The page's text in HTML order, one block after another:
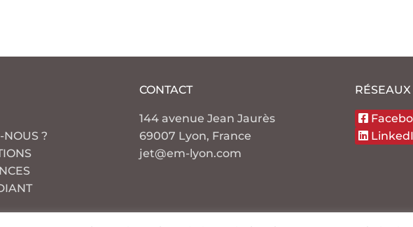
NOUS ?
CONTACT
144 avenue Jean Jaurès
69007 Lyon, France
jet@em-lyon.com